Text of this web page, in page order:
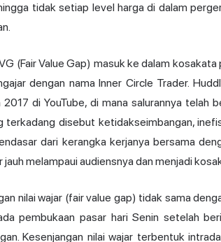
tidak setiap level harga di dalam
(Fair Value Gap) masuk ke dalam
dengan nama Inner Circle Trader.
di YouTube, di mana salurannya telah
terkadang disebut ketidakseimbangan,
dari kerangka kerjanya bersama
jauh melampaui audiensnya dan menjadi
nilai wajar (fair value gap) tidak sama
pembukaan pasar hari Senin setelah
Kesenjangan nilai wajar terbentuk